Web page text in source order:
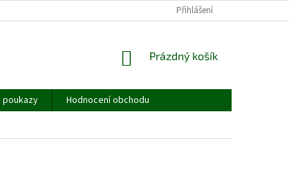
OBCHODNÍ PODMÍNKY
Přihlášení
NÁKUPNÍ
Prázdný košík
poukazy
Hodnocení obchodu